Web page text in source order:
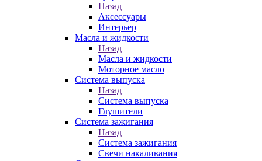
Назад
Аксессуары
Интерьер
Масла и жидкости
Назад
Масла и жидкости
Моторное масло
Система выпуска
Назад
Система выпуска
Глушители
Система зажигания
Назад
Система зажигания
Свечи накаливания